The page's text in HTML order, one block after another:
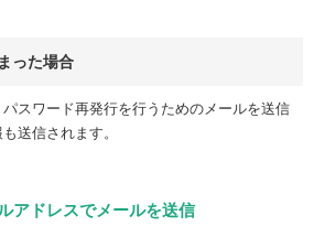
った場合
スワード再発行を行うためのメールを送信
送信されます。
アドレスでメールを送信